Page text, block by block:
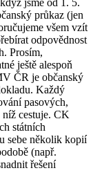
průkaz (jen
všem vzít
odpovědnost
Prosím,
ještě alespoň
ČR je občanský
Každý
pasových,
níž cestuje. CK
státních
sebe několik kopií
(např.
řešení